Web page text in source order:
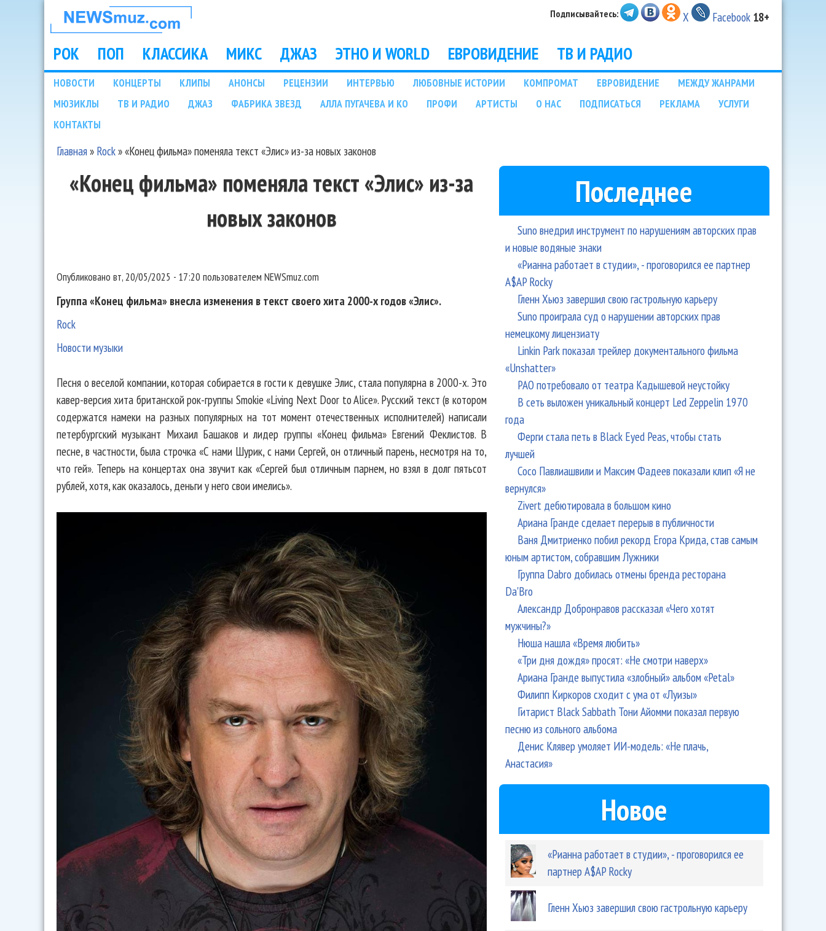
НОВОСТИ
МУЗЫКИ И
ШОУ БИЗНЕСА
NEWSMUZ.COM
Подписывайтесь: X Facebook 18+
Main menu
РОК ПОП КЛАССИКА МИКС ДЖАЗ ЭТНО И WORLD ЕВРОВИДЕНИЕ ТВ И РАДИО
Подразделы
НОВОСТИ КОНЦЕРТЫ КЛИПЫ АНОНСЫ РЕЦЕНЗИИ ИНТЕРВЬЮ ЛЮБОВНЫЕ ИСТОРИИ КОМПРОМАТ ЕВРОВИДЕНИЕ
МЕЖДУ ЖАНРАМИ
МЮЗИКЛЫ
ТВ И РАДИО ДЖАЗ ФАБРИКА ЗВЕЗД АЛЛА ПУГАЧЕВА И КО ПРОФИ АРТИСТЫ О НАС ПОДПИСАТЬСЯ РЕКЛАМА
УСЛУГИ
КОНТАКТЫ
Главная» Rock»«Конец фильма» поменяла текст «Элис» из-за новых законов
«Конец фильма» поменяла текст «Элис» из-за
новых законов
Опубликовано вт, 20/05/2025 - 17:20 пользователем NEWSmuz.com
Группа «Конец фильма» внесла изменения в текст своего хита 2000-х годов «Элис».
Rock
Новости музыки
Песня о веселой компании, которая собирается в гости к девушке Элис, стала популярна в 2000-х. Это
кавер-версия хита британской рок-группы Smokie «Living Next Door to Alice». Русский текст (в котором
содержатся намеки на разных популярных на тот момент отечественных исполнителей) написали
петербургский музыкант Михаил Башаков и лидер группы «Конец фильма» Евгений Феклистов. В
песне, в частности, была строчка «С нами Шурик, с нами Сергей, он отличный парень, несмотря на то,
что гей». Теперь на концертах она звучит как «Сергей был отличным парнем, но взял в долг пятьсот
рублей, хотя, как оказалось, деньги у него свои имелись».
Последнее
Suno внедрил инструмент по нарушениям авторских прав
и новые водяные знаки
«Рианна работает в студии», - проговорился ее партнер
A$AP Rocky
Гленн Хьюз завершил свою гастрольную карьеру
Suno проиграла суд о нарушении авторских прав
немецкому лицензиату
Linkin Park показал трейлер документального фильма
«Unshatter»
РАО потребовало от театра Кадышевой неустойку
В сеть выложен уникальный концерт Led Zeppelin 1970
года
Ферги стала петь в Black Eyed Peas, чтобы стать
лучшей
Сосо Павлиашвили и Максим Фадеев показали клип «Я не
вернулся»
Zivert дебютировала в большом кино
Ариана Гранде сделает перерыв в публичности
Ваня Дмитриенко побил рекорд Егора Крида, став самым
юным артистом, собравшим Лужники
Группа Dabro добилась отмены бренда ресторана
Da'Bro
Александр Добронравов рассказал «Чего хотят
мужчины?»
Нюша нашла «Время любить»
«Три дня дождя» просят: «Не смотри наверх»
Ариана Гранде выпустила «злобный» альбом «Petal»
Филипп Киркоров сходит с ума от «Луизы»
Гитарист Black Sabbath Тони Айомми показал первую
песню из сольного альбома
Денис Клявер умоляет ИИ-модель: «Не плачь,
Анастасия»
Новое
«Рианна работает в студии», - проговорился ее
партнер A$AP Rocky
Гленн Хьюз завершил свою гастрольную карьеру